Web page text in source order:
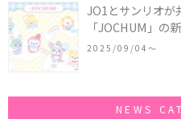
JO1とサンリオが
「JOCHUM」の
ザインシリーズ
2025/09/04〜
NEWS